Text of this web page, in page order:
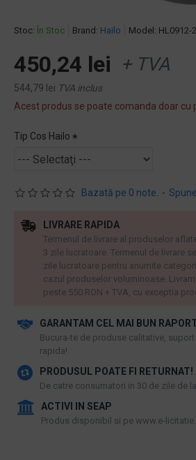
Stoc: În Stoc Brand: Hailo Model: HL0912-
Bazată pe 0 note. -
450,24 lei + TVA
544,79 lei TVA inclus
Acest produs se poate comanda doar cu
Tip Cos Hailo
GARANTAM CEL MAI BUN
​Bucura-te de produse calitative,
rapida!
PRODUSUL POATE FI RETURNAT!
De catre consumatori in 30 de zile de
ACTIVI IN SEAP
Produs disponibil si pe www.e-
LIVRARE RAPIDA
Termenul de livrare al produselor
3 zile lucratoare. Termenul de livrare
zile lucratoare pentru anumite
cazul produselor voluminoase.
peste 550 RON + TVA, cu exceptia